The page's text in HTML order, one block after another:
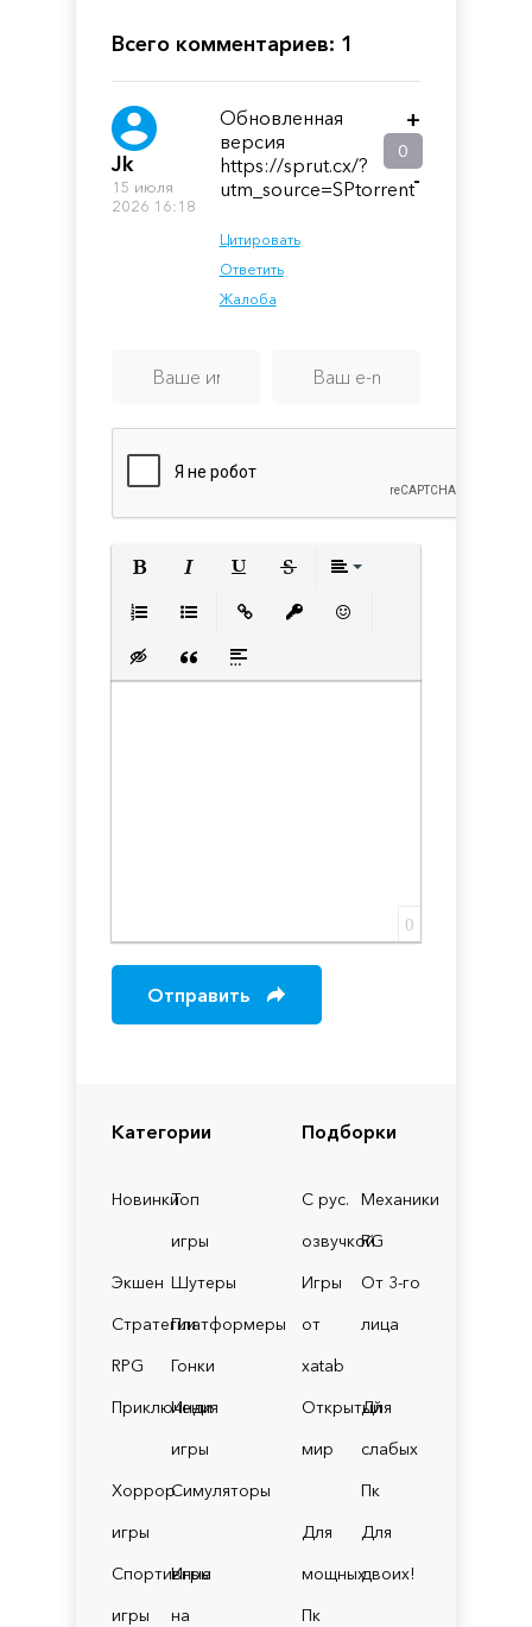
Категории
НовинкиТоп
игры
Экшен Шутеры
СтратегииПлатформеры
RPG
Гонки
Приключения
Инди
игры
Хоррор
игры
Симуляторы
Спортивные
игры
Игры
на
Подборки
С рус.
озвучкой
Механики
RG
Игры
от
xatab
От 3-го
лица
Открытый
мир
Для
слабых
Пк
Для
мощных
Пк
Для
двоих!
Всего комментариев: 1
Jk
15 июля
2026 16:18
Обновленная
версия
https://sprut.cx/?
utm_source=SPtorrent
Цитировать
Ответить
Жалоба
+
0
-
Вставка скрытого текста
Вставка цитаты
Вставка спойлера
0
Отправить